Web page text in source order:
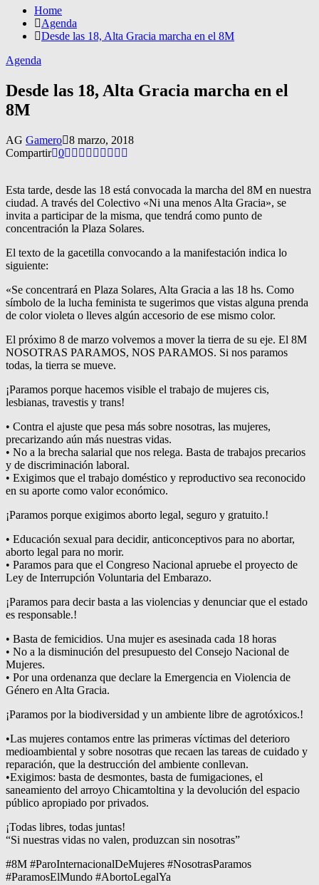
Home
Agenda
Desde las 18, Alta Gracia marcha en el 8M
Agenda
Desde las 18, Alta Gracia marcha en el
8M
AG Gamero 8 marzo, 2018
Compartir 0
Esta tarde, desde las 18 está convocada la marcha del 8M en nuestra
ciudad. A través del Colectivo «Ni una menos Alta Gracia», se
invita a participar de la misma, que tendrá como punto de
concentración la Plaza Solares.
El texto de la gacetilla convocando a la manifestación indica lo
siguiente:
«Se concentrará en Plaza Solares, Alta Gracia a las 18 hs. Como
símbolo de la lucha feminista te sugerimos que vistas alguna prenda
de color violeta o lleves algún accesorio de ese mismo color.
El próximo 8 de marzo volvemos a mover la tierra de su eje. El 8M
NOSOTRAS PARAMOS, NOS PARAMOS. Si nos paramos
todas, la tierra se mueve.
¡Paramos porque hacemos visible el trabajo de mujeres cis,
lesbianas, travestis y trans!
• Contra el ajuste que pesa más sobre nosotras, las mujeres,
precarizando aún más nuestras vidas.
• No a la brecha salarial que nos relega. Basta de trabajos precarios
y de discriminación laboral.
• Exigimos que el trabajo doméstico y reproductivo sea reconocido
en su aporte como valor económico.
¡Paramos porque exigimos aborto legal, seguro y gratuito.!
• Educación sexual para decidir, anticonceptivos para no abortar,
aborto legal para no morir.
• Paramos para que el Congreso Nacional apruebe el proyecto de
Ley de Interrupción Voluntaria del Embarazo.
¡Paramos para decir basta a las violencias y denunciar que el estado
es responsable.!
• Basta de femicidios. Una mujer es asesinada cada 18 horas
• No a la disminución del presupuesto del Consejo Nacional de
Mujeres.
• Por una ordenanza que declare la Emergencia en Violencia de
Género en Alta Gracia.
¡Paramos por la biodiversidad y un ambiente libre de agrotóxicos.!
•Las mujeres contamos entre las primeras víctimas del deterioro
medioambiental y sobre nosotras que recaen las tareas de cuidado y
reparación, que la destrucción del ambiente conllevan.
•Exigimos: basta de desmontes, basta de fumigaciones, el
saneamiento del arroyo Chicamtoltina y la devolución del espacio
público apropiado por privados.
¡Todas libres, todas juntas!
“Si nuestras vidas no valen, produzcan sin nosotras”
#8M #ParoInternacionalDeMujeres #NosotrasParamos
#ParamosElMundo #AbortoLegalYa